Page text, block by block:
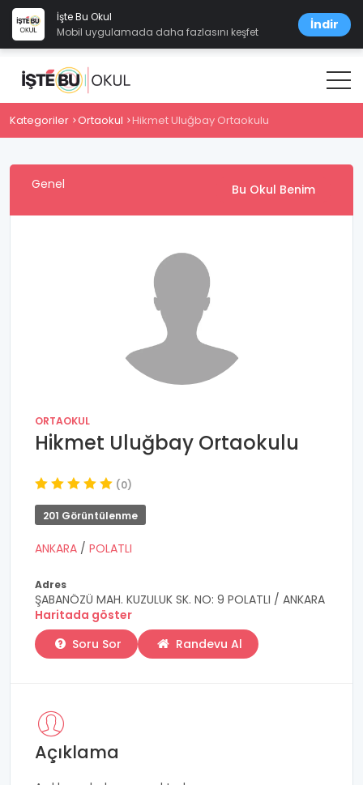
İşte Bu Okul
Mobil uygulamada daha fazlasını keşfet
İndir
Kategoriler Ortaokul Hikmet Uluğbay Ortaokulu
Genel Bu Okul Benim
ORTAOKUL
Hikmet Uluğbay Ortaokulu
(0)
201 Görüntülenme
ANKARA / POLATLI
Adres
ŞABANÖZÜ MAH. KUZULUK SK. NO: 9 POLATLI / ANKARA
Haritada göster
Soru Sor
Randevu Al
Açıklama